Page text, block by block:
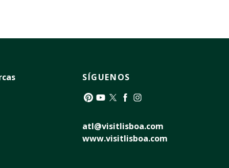
SÍGUENOS
atl@visitlisboa.com
www.visitlisboa.com